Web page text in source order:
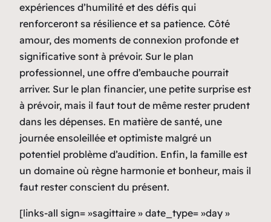
expériences d’humilité et des défis qui
renforceront sa résilience et sa patience. Côté
amour, des moments de connexion profonde et
significative sont à prévoir. Sur le plan
professionnel, une offre d’embauche pourrait
arriver. Sur le plan financier, une petite surprise est
à prévoir, mais il faut tout de même rester prudent
dans les dépenses. En matière de santé, une
journée ensoleillée et optimiste malgré un
potentiel problème d’audition. Enfin, la famille est
un domaine où règne harmonie et bonheur, mais il
faut rester conscient du présent.
[links-all sign= »sagittaire » date_type= »day »